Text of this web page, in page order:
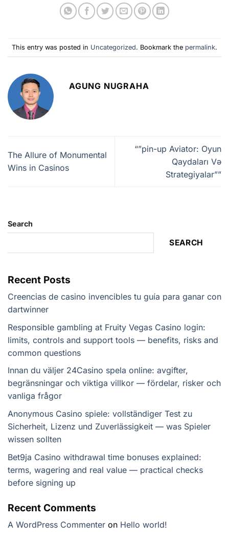
This entry was posted in Uncategorized. Bookmark the permalink.
AGUNG NUGRAHA
The Allure of Monumental
Wins in Casinos
“”pin-up Aviator: Oyun
Qaydaları Və
Strategiyalar””
Search
SEARCH
Recent Posts
Creencias de casino invencibles tu guía para ganar con
dartwinner
Responsible gambling at Fruity Vegas Casino login:
limits, controls and support tools — benefits, risks and
common questions
Innan du väljer 24Casino spela online: avgifter,
begränsningar och viktiga villkor — fördelar, risker och
vanliga frågor
Anonymous Casino spiele: vollständiger Test zu
Sicherheit, Lizenz und Zuverlässigkeit — was Spieler
wissen sollten
Bet9ja Casino withdrawal time bonuses explained:
terms, wagering and real value — practical checks
before signing up
Recent Comments
A WordPress Commenter on Hello world!